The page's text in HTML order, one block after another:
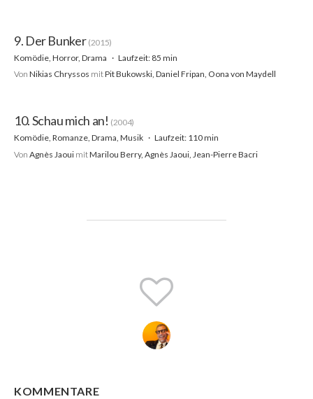
9. Der Bunker (2015)
Komödie, Horror, Drama
Laufzeit: 85 min
Von Nikias Chryssos mitPit Bukowski, Daniel Fripan, Oona von Maydell
10. Schau mich an! (2004)
Komödie, Romanze, Drama, Musik
Laufzeit: 110 min
Von Agnès Jaoui mitMarilou Berry, Agnès Jaoui, Jean-Pierre Bacri
KOMMENTARE